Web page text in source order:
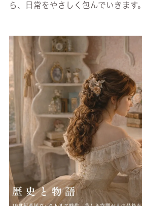
ら、日常をやさしく包んでいきます。